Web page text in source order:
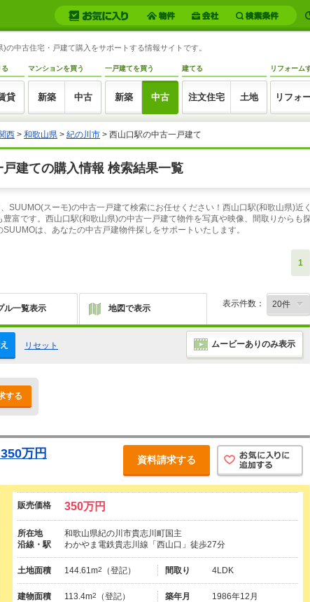
中古住宅・戸建て購入をサポートする情報サイトです。
貸
マンションを買う
新築 中古
一戸建てを買う
新築 中古
建てる
注文住宅 土地
リフォーム
リフォ
西 > 和歌山県 > 紀の川市 > 西山口駅の中古一戸建て
建ての購入情報 検索結果一覧
SUUMO(スーモ)の中古一戸建て検索にお任せください！西山口駅(和歌山県)近
富です。西山口駅(和歌山県)の中古一戸建て物件を写真や映像、間取りからも
は、あなたの中古戸建物件探しをサポートいたします。
1
ル一覧表示 地図で表示 表示件数：
リセット ムービーありのみ表示
する
万円 資料請求する
販売価格 350万円
所在地
和歌山県紀の川市貴志川町国主
沿線・駅
わかやま電鉄貴志川線「西山口」徒歩27分
土地面積 144.61m2 （登記） 間取り 4LDK
建物面積 113.4m2 （登記） 築年月 1986年12月